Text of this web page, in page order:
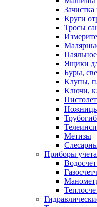
Круги
Тросы
Ящики
Буры,
Клупы,
Ключи,
Ножницы
Метизы
Приборы учета